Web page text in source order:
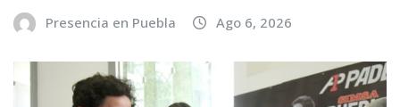
Presencia en Puebla Ago 6, 2026